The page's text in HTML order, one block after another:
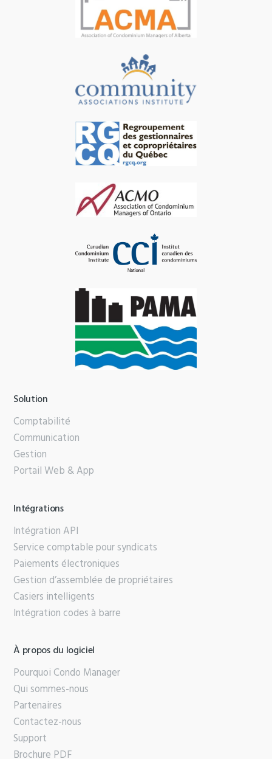
Solution
Comptabilité
Communication
Gestion
Portail Web & App
Intégrations
Intégration API
Service comptable pour syndicats
Paiements électroniques
Gestion d’assemblée de propriétaires
Casiers intelligents
Intégration codes à barre
À propos du logiciel
Pourquoi Condo Manager
Qui sommes-nous
Partenaires
Contactez-nous
Support
Brochure PDF